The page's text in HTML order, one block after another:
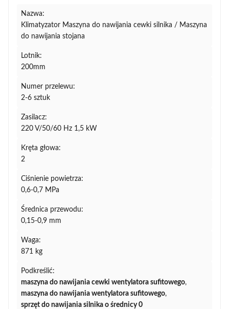
Nazwa:
Klimatyzator Maszyna do nawijania cewki silnika / Maszyna
do nawijania stojana
Lotnik:
200mm
Numer przelewu:
2-6 sztuk
Zasilacz:
220 V/50/60 Hz 1,5 kW
Kręta głowa:
2
Ciśnienie powietrza:
0,6-0,7 MPa
Średnica przewodu:
0,15-0,9 mm
Waga:
871 kg
Podkreślić:
maszyna do nawijania cewki wentylatora sufitowego,
maszyna do nawijania wentylatora sufitowego,
sprzęt do nawijania silnika o średnicy 0